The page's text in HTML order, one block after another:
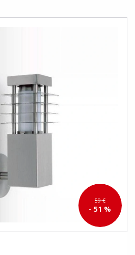
59 €
- 51 %